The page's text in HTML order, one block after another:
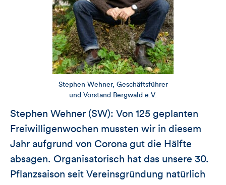
Stephen Wehner, Geschäftsführer
und Vorstand Bergwald e.V.
Stephen Wehner (SW): Von 125 geplanten
Freiwilligenwochen mussten wir in diesem
Jahr aufgrund von Corona gut die Hälfte
absagen. Organisatorisch hat das unsere 30.
Pflanzsaison seit Vereinsgründung natürlich